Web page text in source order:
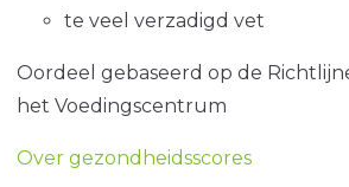
te veel verzadigd vet
Oordeel gebaseerd op de
het Voedingscentrum
Over gezondheidsscores